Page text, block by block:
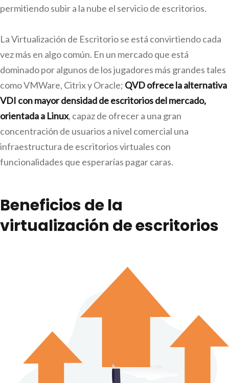
permitiendo subir a la nube el servicio de escritorios.
La Virtualización de Escritorio se está convirtiendo cada
vez más en algo común. En un mercado que está
dominado por algunos de los jugadores más grandes tales
como VMWare, Citrix y Oracle; QVD ofrece la alternativa
VDI con mayor densidad de escritorios del mercado,
orientada a Linux, capaz de ofrecer a una gran
concentración de usuarios a nivel comercial una
infraestructura de escritorios virtuales con
funcionalidades que esperarías pagar caras.
Beneficios de la
virtualización de escritorios